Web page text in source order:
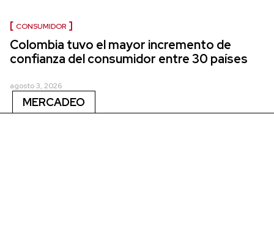
CONSUMIDOR
Colombia tuvo el mayor incremento de
confianza del consumidor entre 30 países
agosto 3, 2026
MERCADEO